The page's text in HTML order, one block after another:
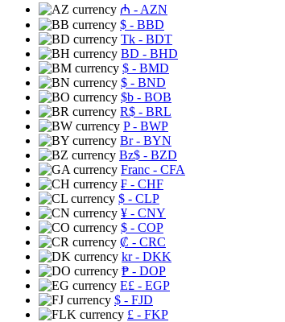
₼ - AZN
$ - BBD
Tk - BDT
BD - BHD
$ - BMD
$ - BND
$b - BOB
R$ - BRL
P- BWP
Br- BYN
Bz$ - BZD
Franc - CFA
₣ - CHF
$ - CLP
¥ - CNY
$ - COP
₡ - CRC
kr- DKK
₱ - DOP
E£ - EGP
$ - FJD
£ - FKP